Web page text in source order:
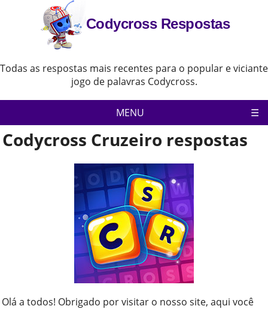
Codycross Respostas
Todas as respostas mais recentes para o popular e viciante
jogo de palavras Codycross.
MENU
Pagina inicial Política de Privacidade
Aviso Legal Contate-Nos
Codycross Cruzeiro respostas
Olá a todos! Obrigado por visitar o nosso site, aqui você